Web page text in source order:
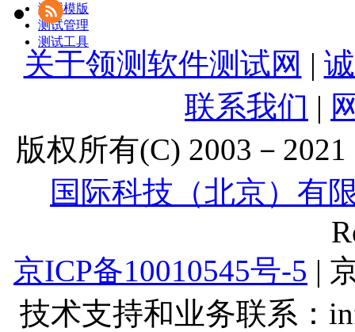
测试模版
测试管理
测试工具
关于领测软件测试网 |
联系我们 |
版权所有(C) 2003－2021
国际科技（北京）有
京ICP备10010545号-5 |
技术支持和业务联系：